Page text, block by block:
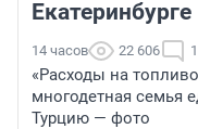
Екатеринбурге
14 часов 22 606
«Расходы на
многодетная семья
Турцию — фото